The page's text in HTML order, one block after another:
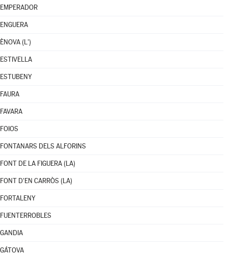
EMPERADOR
ENGUERA
ÈNOVA (L')
ESTIVELLA
ESTUBENY
FAURA
FAVARA
FOIOS
FONTANARS DELS ALFORINS
FONT DE LA FIGUERA (LA)
FONT D'EN CARRÒS (LA)
FORTALENY
FUENTERROBLES
GANDIA
GÁTOVA